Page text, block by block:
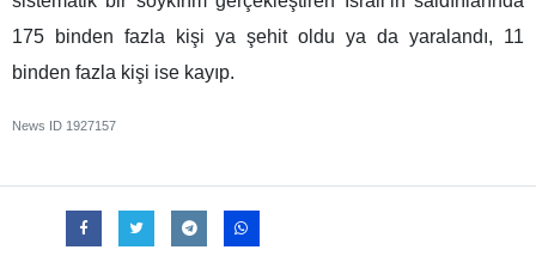
175 binden fazla kişi ya şehit oldu ya da yaralandı, 11
binden fazla kişi ise kayıp.
News ID 1927157